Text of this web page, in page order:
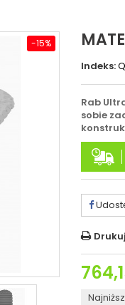
-15%
Indeks:
Rab
sobie
Drukuj